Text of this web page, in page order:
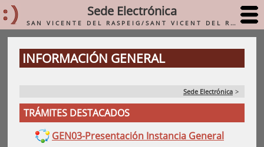
Sede Electrónica
SAN VICENTE DEL RASPEIG/SANT VICENT DEL RASPEIG
INFORMACIÓN GENERAL
Sede Electrónica >
TRÁMITES DESTACADOS
GEN03-Presentación Instancia General